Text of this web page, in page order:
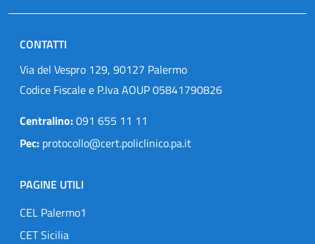
CONTATTI
Via del Vespro 129, 90127 Palermo
Codice Fiscale e P.Iva AOUP 05841790826
Centralino:091 655 11 11
Pec: protocollo@cert.policlinico.pa.it
PAGINE UTILI
CEL Palermo1
CET Sicilia